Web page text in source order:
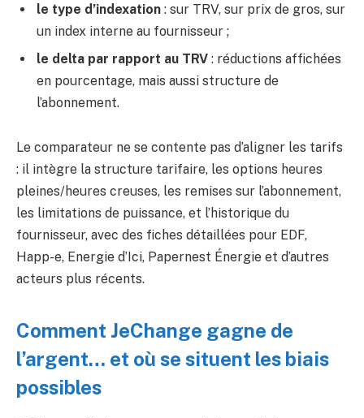
le type d’indexation : sur TRV, sur prix de gros, sur
un index interne au fournisseur ;
le delta par rapport au TRV : réductions affichées
en pourcentage, mais aussi structure de
l’abonnement.
Le comparateur ne se contente pas d’aligner les tarifs
: il intègre la structure tarifaire, les options heures
pleines/heures creuses, les remises sur l’abonnement,
les limitations de puissance, et l’historique du
fournisseur, avec des fiches détaillées pour EDF,
Happ-e, Energie d’Ici, Papernest Énergie et d’autres
acteurs plus récents.
Comment JeChange gagne de
l’argent… et où se situent les biais
possibles